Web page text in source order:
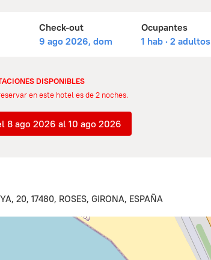
Check-out
9 ago 2026, dom
Ocupantes
1 hab · 2 adultos
DISPONIBLES
en este hotel es de 2 noches.
8 ago 2026 al 10 ago 2026
20, 17480, ROSES, GIRONA, ESPAÑA